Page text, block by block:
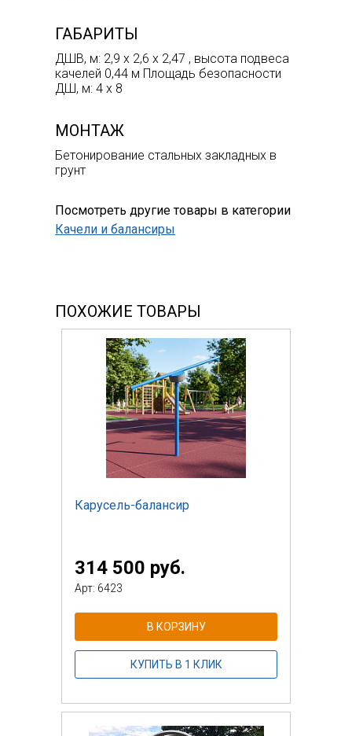
ГАБАРИТЫ
ДШВ, м: 2,9 х 2,6 х 2,47 , высота подвеса
качелей 0,44 м Площадь безопасности
ДШ, м: 4 х 8
МОНТАЖ
Бетонирование стальных закладных в
грунт
Посмотреть другие товары в категории
Качели и балансиры
ПОХОЖИЕ ТОВАРЫ
Карусель-балансир
314 500 руб.
Арт: 6423
В КОРЗИНУ
КУПИТЬ В 1 КЛИК